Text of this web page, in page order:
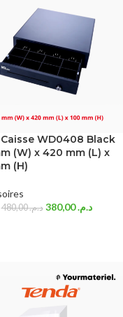
WD0408 Black
(W) x 420 mm (L) x
(H)
د.م.480,00 د.م.380,00